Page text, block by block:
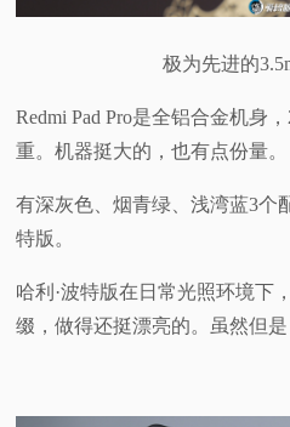
极为先进的
Redmi Pad Pro是全铝合金机身
重。机器挺大的，也有点份量。
有深灰色、烟青绿、浅湾蓝3个
特版。
哈利·波特版在日常光照环境下
缀，做得还挺漂亮的。虽然但